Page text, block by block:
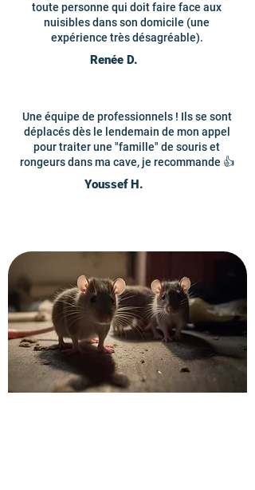
toute personne qui doit faire face aux
nuisibles dans son domicile (une
expérience très désagréable).
Renée D.
Une équipe de professionnels ! Ils se sont
déplacés dès le lendemain de mon appel
pour traiter une "famille" de souris et
rongeurs dans ma cave, je recommande 👍
Youssef H.